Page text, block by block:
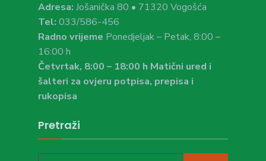
Adresa: Jošanička 80 • 71320 Vogošća
Tel: 033/586-456
Radno vrijeme Ponedjeljak – Petak, 8:00 –
16:00 h
Četvrtak, 8:00 – 18:00 h Matični ured i
šalteri za ovjeru potpisa, prepisa i
rukopisa
Pretraži